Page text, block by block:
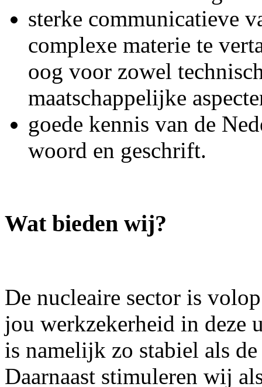
sterke communicatieve
complexe materie te
oog voor zowel
maatschappelijke
goede kennis van de
woord en geschrift.
Wat bieden wij?
De nucleaire sector is
jou werkzekerheid in deze
is namelijk zo stabiel als
Daarnaast stimuleren wij